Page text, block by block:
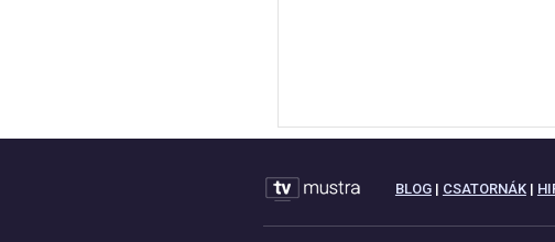
BLOG| CSATORNÁK|